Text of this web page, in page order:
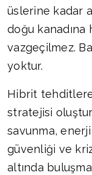
üslerine kadar
doğu kanadına
vazgeçilmez.
yoktur.
Hibrit
stratejisi
savunma, enerji
güvenliği ve
altında